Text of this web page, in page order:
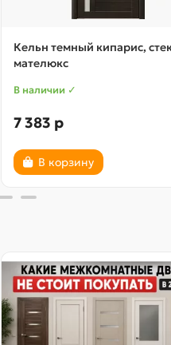
Кельн темный кипарис,
мателюкс
В наличии ✓
7 383 р
В корзину